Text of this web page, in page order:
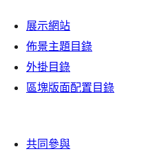
展示網站
佈景主題目錄
外掛目錄
區塊版面配置目錄
共同參與